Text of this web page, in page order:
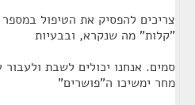
צריכים להפסיק את הטיפול
"קלות" מה שנקרא, ובבעיות
סמים. אנחנו יכולים לשבת
מחר ימשיכו ה"פושרים"